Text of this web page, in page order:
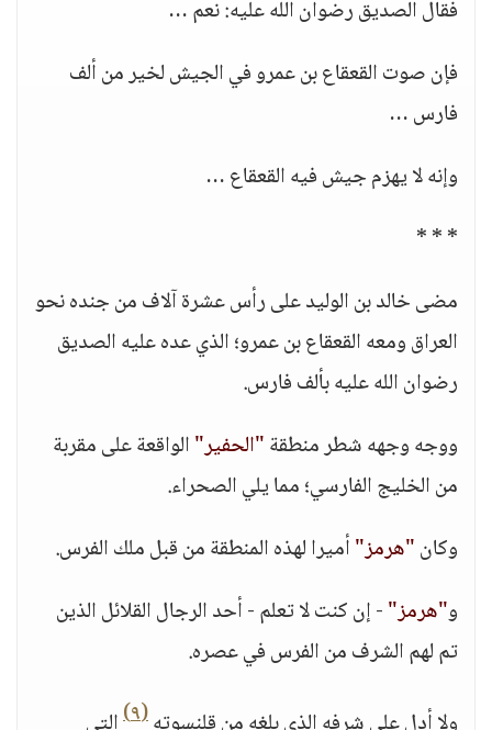
فقال الصديق رضوان الله عليه: نعم …
فإن صوت القعقاع بن عمرو في الجيش لخير من ألف
فارس …
وإنه لا يهزم جيش فيه القعقاع …
* * *
مضى خالد بن الوليد على رأس عشرة آلاف من جنده نحو
العراق ومعه القعقاع بن عمرو؛ الذي عده عليه الصديق
رضوان الله عليه بألف فارس.
ووجه وجهه شطر منطقة"الحفير"الواقعة على مقربة
من الخليج الفارسي؛ مما يلي الصحراء.
وكان"هرمز"أميرا لهذه المنطقة من قبل ملك الفرس.
و"هرمز"- إن كنت لا تعلم - أحد الرجال القلائل الذين
تم لهم الشرف من الفرس في عصره.
(٩)